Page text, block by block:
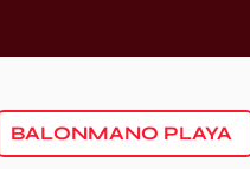
BALONMANO PLAYA